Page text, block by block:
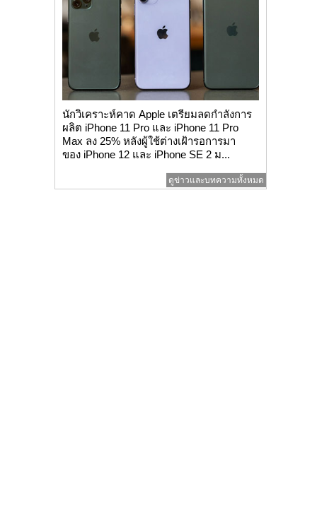
นักวิเคราะห์คาด Apple เตรียมลดกำลังการ
ผลิต iPhone 11 Pro และ iPhone 11 Pro
Max ลง 25% หลังผู้ใช้ต่างเฝ้ารอการมา
ของ iPhone 12 และ iPhone SE 2 ม...
ดูข่าวและบทความทั้งหมด